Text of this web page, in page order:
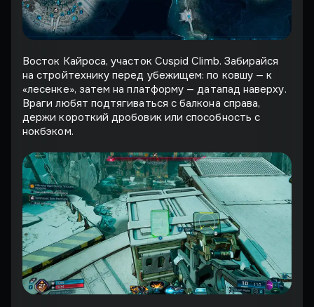
Восток Кайроса, участок Cuspid Climb. Забирайся
на стройтехнику перед убежищем: по ковшу — к
«лесенке», затем на платформу — датапад наверху.
Враги любят подтягиваться с балкона справа,
держи короткий дробовик или способность с
нокбэком.